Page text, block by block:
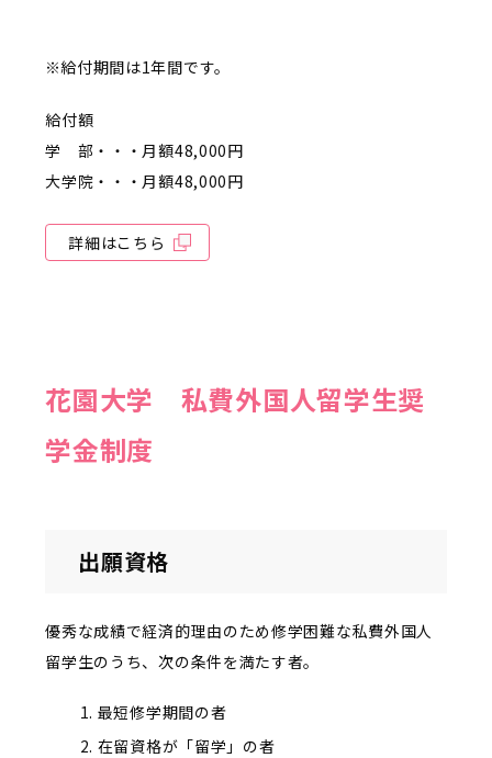
給付期間は1年間です。
給付額
学 部・・・月額48,000円
大学院・・・月額48,000円
詳細はこちら
花園大学 私費外国人留学生奨
学金制度
出願資格
優秀な成績で経済的理由のため修学困難な私費外国人
留学生のうち、次の条件を満たす者。
最短修学期間の者
在留資格が「留学」の者